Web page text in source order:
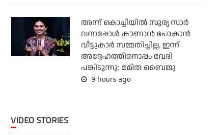
അന്ന് കൊച്ചിയില്‍ സൂര്യ സാര്‍
വന്നപ്പോള്‍ കാണാന്‍ പോകാന്‍
വീട്ടുകാര്‍ സമ്മതിച്ചില്ല, ഇന്ന്
അദ്ദേഹത്തിനൊപ്പം വേദി
പങ്കിടുന്നു: മമിത ബൈജു
9 hours ago
VIDEO STORIES